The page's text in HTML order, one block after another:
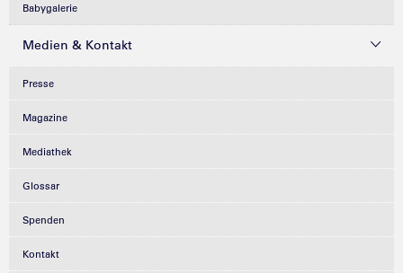
Babygalerie
Medien & Kontakt
Presse
Magazine
Mediathek
Glossar
Spenden
Kontakt